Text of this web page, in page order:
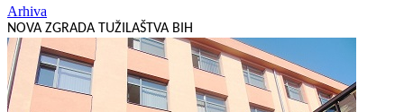
Arhiva
NOVA ZGRADA TUŽILAŠTVA BIH